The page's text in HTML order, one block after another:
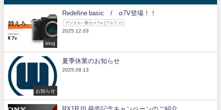
blog
Redefine basic / α7V登場！！
デジタル一眼カメラα (アルファ)
2025.12.03
お知らせ
夏季休業のお知らせ
2025.08.13